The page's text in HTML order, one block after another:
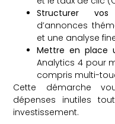
Structurer vos
d’annonces
et une analyse
Mettre en place
Analytics 4 pour
compris multi-
Cette démarche
dépenses inutiles
investissement.